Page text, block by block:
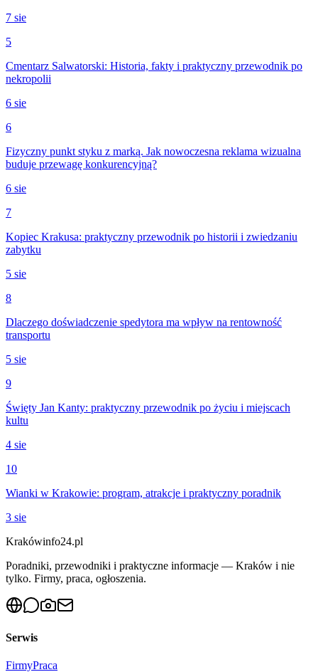
7 sie
5
Cmentarz Salwatorski: Historia, fakty i praktyczny przewodnik po
nekropolii
6 sie
6
Fizyczny punkt styku z marką. Jak nowoczesna reklama wizualna
buduje przewagę konkurencyjną?
6 sie
7
Kopiec Krakusa: praktyczny przewodnik po historii i zwiedzaniu
zabytku
5 sie
8
Dlaczego doświadczenie spedytora ma wpływ na rentowność
transportu
5 sie
9
Święty Jan Kanty: praktyczny przewodnik po życiu i miejscach
kultu
4 sie
10
Wianki w Krakowie: program, atrakcje i praktyczny poradnik
3 sie
Krakówinfo24.pl
Poradniki, przewodniki i praktyczne informacje — Kraków i nie
tylko. Firmy, praca, ogłoszenia.
Serwis
FirmyPraca